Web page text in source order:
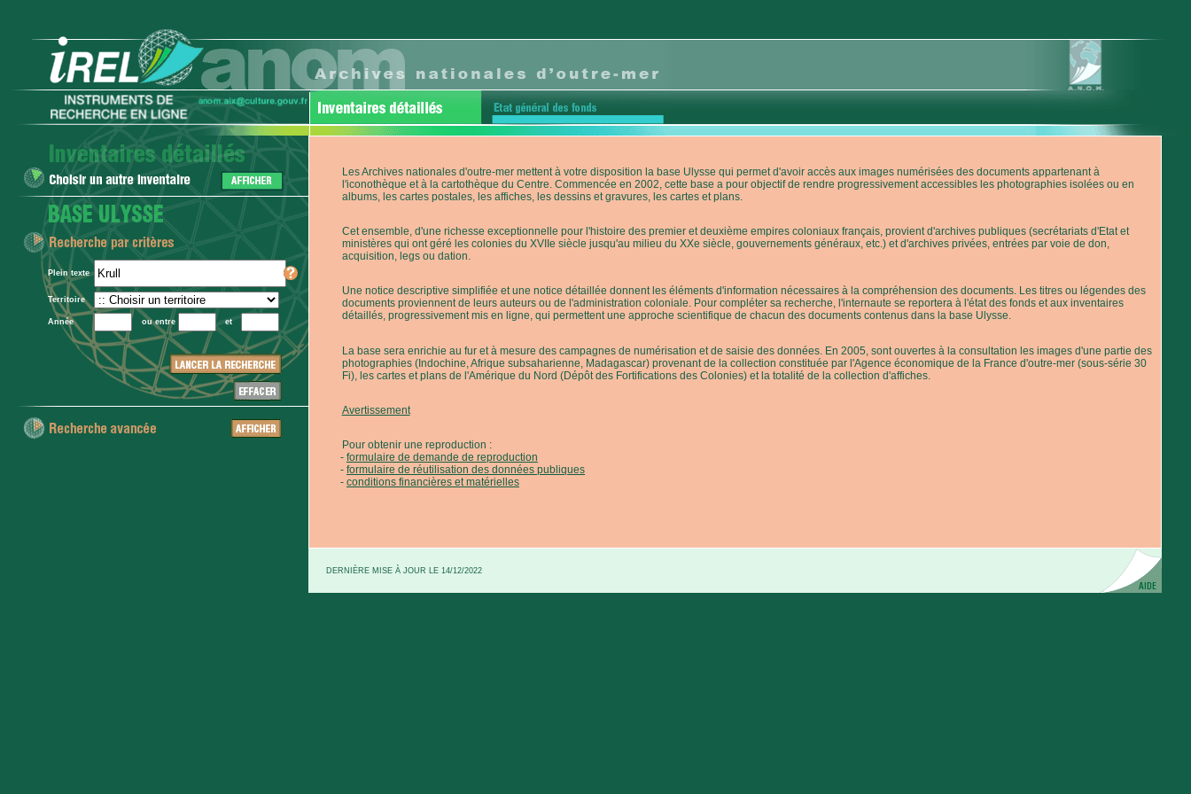
Plein texte
Territoire
Année ou entre et
Les Archives nationales d'outre-mer mettent à votre disposition la base Ulysse qui permet d'avoir accès aux images numérisées des documents appartenant à
l'iconothèque et à la cartothèque du Centre. Commencée en 2002, cette base a pour objectif de rendre progressivement accessibles les photographies isolées ou en
albums, les cartes postales, les affiches, les dessins et gravures, les cartes et plans.
Cet ensemble, d'une richesse exceptionnelle pour l'histoire des premier et deuxième empires coloniaux français, provient d'archives publiques (secrétariats d'Etat et
ministères qui ont géré les colonies du XVIIe siècle jusqu'au milieu du XXe siècle, gouvernements généraux, etc.) et d'archives privées, entrées par voie de don,
acquisition, legs ou dation.
Une notice descriptive simplifiée et une notice détaillée donnent les éléments d'information nécessaires à la compréhension des documents. Les titres ou légendes des
documents proviennent de leurs auteurs ou de l'administration coloniale. Pour compléter sa recherche, l'internaute se reportera à l'état des fonds et aux inventaires
détaillés, progressivement mis en ligne, qui permettent une approche scientifique de chacun des documents contenus dans la base Ulysse.
La base sera enrichie au fur et à mesure des campagnes de numérisation et de saisie des données. En 2005, sont ouvertes à la consultation les images d'une partie des
photographies (Indochine, Afrique subsaharienne, Madagascar) provenant de la collection constituée par l'Agence économique de la France d'outre-mer (sous-série 30
Fi), les cartes et plans de l'Amérique du Nord (Dépôt des Fortifications des Colonies) et la totalité de la collection d'affiches.
Avertissement
Pour obtenir une reproduction :
formulaire de demande de reproduction
formulaire de réutilisation des données publiques
conditions financières et matérielles
DERNIÈRE MISE À JOUR LE 14/12/2022